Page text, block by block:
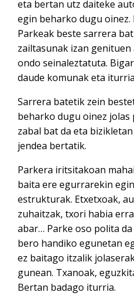
eta bertan utz daiteke
egin beharko dugu oinez.
Parkeak beste sarrera
zailtasunak izan
ondo seinaleztatuta.
daude komunak eta
Sarrera batetik zein
beharko dugu oinez jolas
zabal bat da eta
jendea bertatik.
Parkera iritsitakoan
baita ere egurrarekin
estrukturak. Etxetxoak,
zuhaitzak, txori habia
abar… Parke oso polita
bero handiko egunetan
ez baitago itzalik
gunean. Txanoak,
Bertan badago iturria.